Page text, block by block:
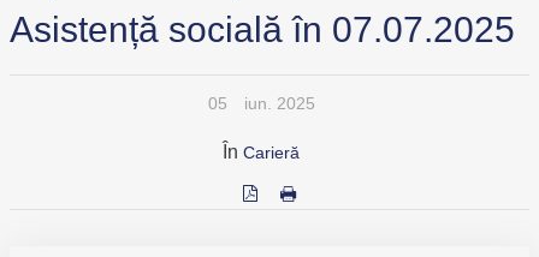
Asistență socială în 07.07.2025
05 iun. 2025
În Carieră